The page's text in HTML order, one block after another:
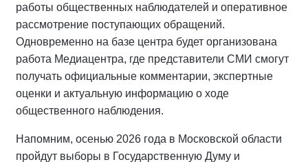
работы общественных наблюдателей и оперативное
рассмотрение поступающих обращений.
Одновременно на базе центра будет организована
работа Медиацентра, где представители СМИ смогут
получать официальные комментарии, экспертные
оценки и актуальную информацию о ходе
общественного наблюдения.
Напомним, осенью 2026 года в Московской области
пройдут выборы в Государственную Думу и